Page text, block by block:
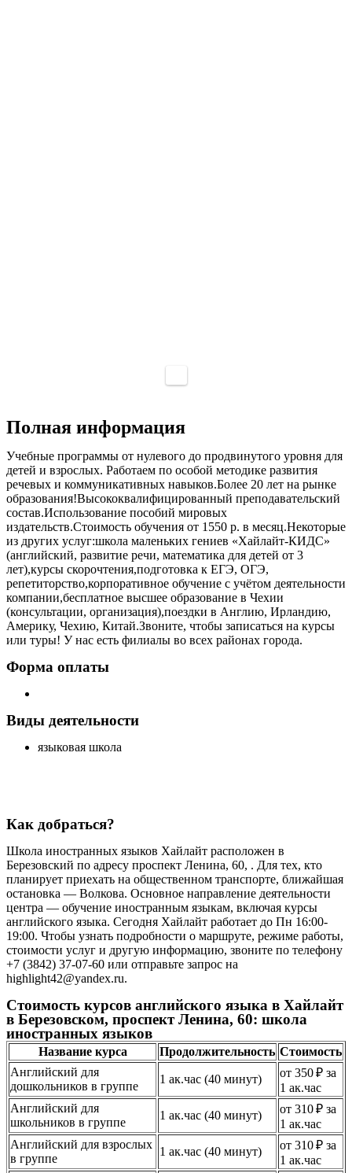
Полная информация
Учебные программы от нулевого до продвинутого уровня для
детей и взрослых. Работаем по особой методике развития
речевых и коммуникативных навыков.Более 20 лет на рынке
образования!Высококвалифицированный преподавательский
состав.Использование пособий мировых
издательств.Стоимость обучения от 1550 р. в месяц.Некоторые
из других услуг:школа маленьких гениев «Хайлайт-КИДС»
(английский, развитие речи, математика для детей от 3
лет),курсы скорочтения,подготовка к ЕГЭ, ОГЭ,
репетиторство,корпоративное обучение с учётом деятельности
компании,бесплатное высшее образование в Чехии
(консультации, организация),поездки в Англию, Ирландию,
Америку, Чехию, Китай.Звоните, чтобы записаться на курсы
или туры! У нас есть филиалы во всех районах города.
Форма оплаты
Виды деятельности
языковая школа
Как добраться?
Школа иностранных языков Хайлайт расположен в
Березовский по адресу проспект Ленина, 60, . Для тех, кто
планирует приехать на общественном транспорте, ближайшая
остановка — Волкова. Основное направление деятельности
центра — обучение иностранным языкам, включая курсы
английского языка. Сегодня Хайлайт работает до Пн 16:00-
19:00. Чтобы узнать подробности о маршруте, режиме работы,
стоимости услуг и другую информацию, звоните по телефону
+7 (3842) 37-07-60 или отправьте запрос на
highlight42@yandex.ru.
Стоимость курсов английского языка в Хайлайт
в Березовском, проспект Ленина, 60: школа
иностранных языков
Название курса Продолжительность Стоимость
Английский для
дошкольников в группе
1 ак.час (40 минут)
от 350 ₽ за
1 ак.час
Английский для
школьников в группе
1 ак.час (40 минут)
от 310 ₽ за
1 ак.час
Английский для взрослых
в группе
1 ак.час (40 минут)
от 310 ₽ за
1 ак.час